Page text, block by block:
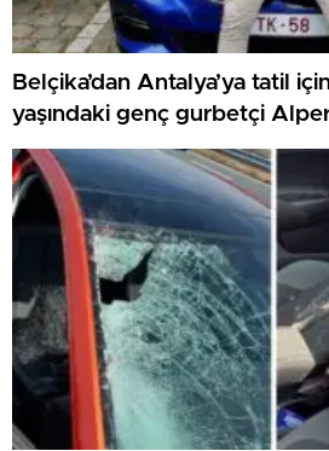
Belçika’dan Antalya’ya tatil
yaşındaki genç gurbetçi
hayatını kaybetti